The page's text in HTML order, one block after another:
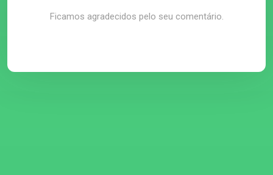
Ficamos agradecidos pelo seu comentário.